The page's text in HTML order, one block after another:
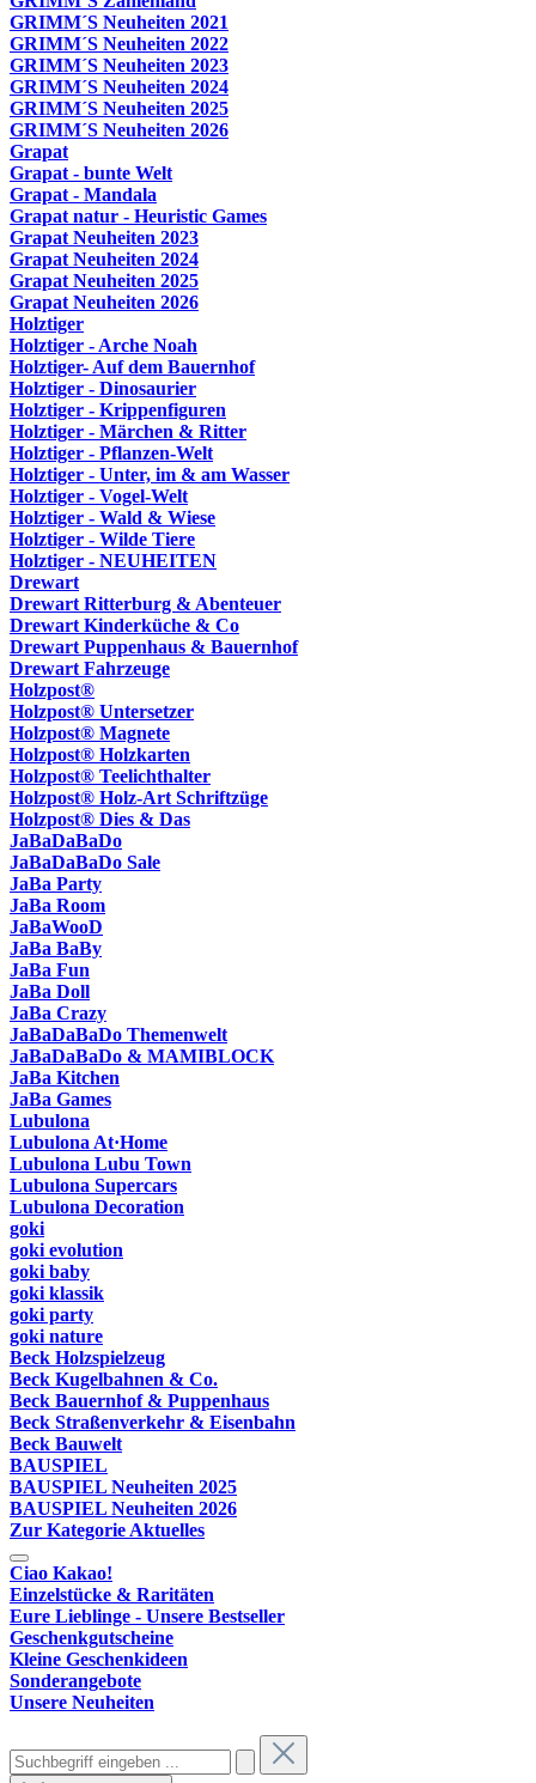
GRIMM´S Neuheiten 2021
GRIMM´S Neuheiten 2022
GRIMM´S Neuheiten 2023
GRIMM´S Neuheiten 2024
GRIMM´S Neuheiten 2025
GRIMM´S Neuheiten 2026
Grapat
Grapat - bunte Welt
Grapat - Mandala
Grapat natur - Heuristic Games
Grapat Neuheiten 2023
Grapat Neuheiten 2024
Grapat Neuheiten 2025
Grapat Neuheiten 2026
Holztiger
Holztiger - Arche Noah
Holztiger- Auf dem Bauernhof
Holztiger - Dinosaurier
Holztiger - Krippenfiguren
Holztiger - Märchen & Ritter
Holztiger - Pflanzen-Welt
Holztiger - Unter, im & am Wasser
Holztiger - Vogel-Welt
Holztiger - Wald & Wiese
Holztiger - Wilde Tiere
Holztiger - NEUHEITEN
Drewart
Drewart Ritterburg & Abenteuer
Drewart Kinderküche & Co
Drewart Puppenhaus & Bauernhof
Drewart Fahrzeuge
Holzpost®
Holzpost® Untersetzer
Holzpost® Magnete
Holzpost® Holzkarten
Holzpost® Teelichthalter
Holzpost® Holz-Art Schriftzüge
Holzpost® Dies & Das
JaBaDaBaDo
JaBaDaBaDo Sale
JaBa Party
JaBa Room
JaBaWooD
JaBa BaBy
JaBa Fun
JaBa Doll
JaBa Crazy
JaBaDaBaDo Themenwelt
JaBaDaBaDo & MAMIBLOCK
JaBa Kitchen
JaBa Games
Lubulona
Lubulona At·Home
Lubulona Lubu Town
Lubulona Supercars
Lubulona Decoration
goki
goki evolution
goki baby
goki klassik
goki party
goki nature
Beck Holzspielzeug
Beck Kugelbahnen & Co.
Beck Bauernhof & Puppenhaus
Beck Straßenverkehr & Eisenbahn
Beck Bauwelt
BAUSPIEL
BAUSPIEL Neuheiten 2025
BAUSPIEL Neuheiten 2026
Zur Kategorie Aktuelles
Ciao Kakao!
Einzelstücke & Raritäten
Eure Lieblinge - Unsere Bestseller
Geschenkgutscheine
Kleine Geschenkideen
Sonderangebote
Unsere Neuheiten